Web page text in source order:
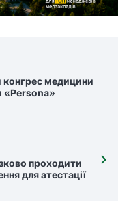
медицини
проходити
для атестації